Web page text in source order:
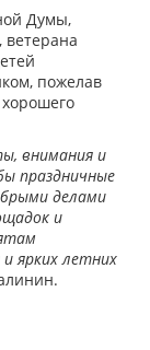
Думы,
ветерана
пожелав
внимания и
праздничные
делами
и
ярких летних